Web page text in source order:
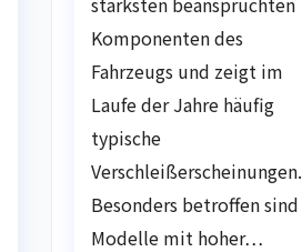
Komponenten des
Fahrzeugs und zeigt im
Laufe der Jahre häufig
typische
Verschleißerscheinungen.
Besonders betroffen sind
Modelle mit hoher…